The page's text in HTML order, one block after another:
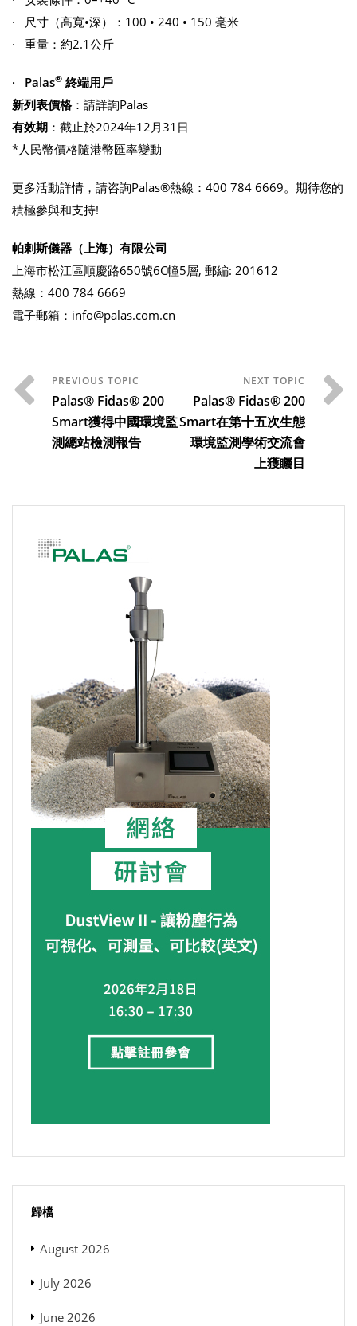
· 尺寸（高寬•深）：100 • 240 • 150 毫米
· 重量：約2.1公斤
· Palas® 終端用戶
新列表價格：請詳詢Palas
有效期 ：截止於2024年12月31日
*人民幣價格隨港幣匯率變動
更多活動詳情，請咨詢Palas®熱線：400 784 6669。期待您的
積極參與和支持!
帕剌斯儀器（上海）有限公司
上海市松江區順慶路650號6C幢5層, 郵編: 201612
熱線：400 784 6669
電子郵箱：info@palas.com.cn
Palas® Fidas® 200
Smart獲得中國環境監
測總站檢測報告
Palas® Fidas® 200
Smart在第十五次生態
環境監測學術交流會
上獲矚目
歸檔
August 2026
July 2026
June 2026